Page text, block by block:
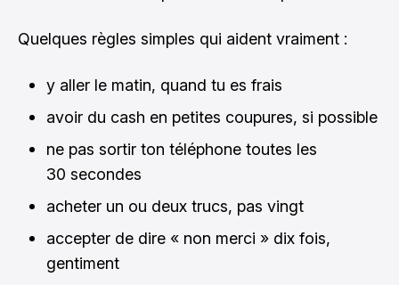
Quelques règles simples qui aident vraiment :
y aller le matin, quand tu es frais
avoir du cash en petites coupures, si possible
ne pas sortir ton téléphone toutes les
30 secondes
acheter un ou deux trucs, pas vingt
accepter de dire « non merci » dix fois,
gentiment